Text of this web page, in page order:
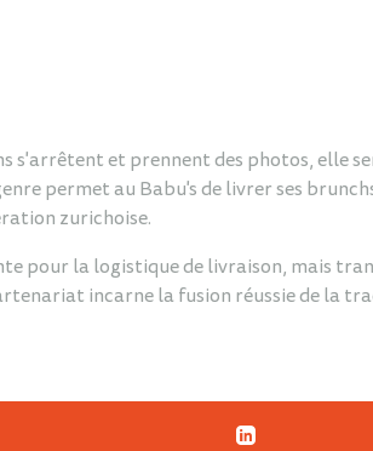
s'arrêtent et prennent des photos, elle
permet au Babu's de livrer ses
zurichoise.
pour la logistique de livraison, mais
incarne la fusion réussie de la